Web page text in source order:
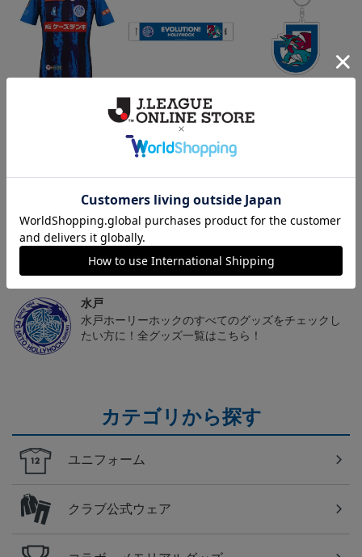
センティックユニフォー
水戸ホーリーホック ボ
ーマンダ タオルマフラー
2,500円
ーマンダ キーホルダー
1,100円
トピックス
水戸
こだわりのデザインに注目！タオルマフラーは応援
の必須アイテム！
水戸
水戸ホーリーホックのすべてのグッズをチェックし
たい方に！全グッズ一覧はこちら！
カテゴリから探す
ユニフォーム
クラブ公式ウェア